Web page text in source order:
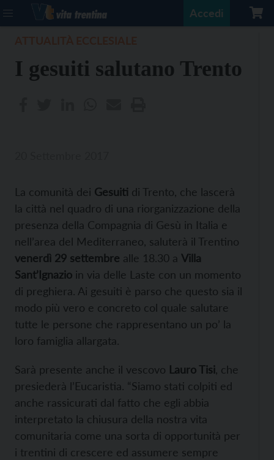
Accedi
I gesuiti salutano Trento
La comunità dei Gesuiti di Trento, che lascerà
la città nel quadro di una riorganizzazione della
presenza della Compagnia di Gesù in Italia e
nell’area del Mediterraneo, saluterà il Trentino
venerdì 29 settembre alle 18.30 a Villa
Sant’Ignazio in via delle Laste con un momento
di preghiera. Ai gesuiti è parso che questo sia il
modo più vero e concreto col quale salutare
tutte le persone che rappresentano un po’ la
loro famiglia allargata.
Sarà presente anche il vescovo Lauro Tisi , che
presiederà l’Eucaristia. “Siamo stati colpiti ed
anche rassicurati dal fatto che egli abbia
interpretato la chiusura della nostra vita
comunitaria come una sorta di opportunità per
i trentini di crescere ed assumere sempre